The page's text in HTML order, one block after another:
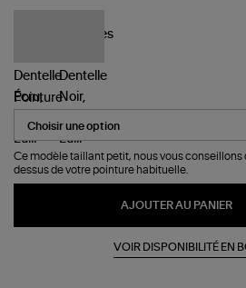
Pointure
Ce modèle taillant petit, nous vous conseillons
dessus de votre pointure habituelle.
AJOUTER AU PANIER
VOIR DISPONIBILITÉ EN